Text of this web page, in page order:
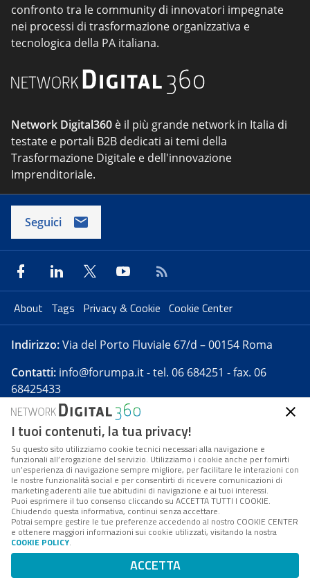
confronto tra le community di innovatori impegnate
nei processi di trasformazione organizzativa e
tecnologica della PA italiana.
Network Digital360 è il più grande network in Italia di
testate e portali B2B dedicati ai temi della
Trasformazione Digitale e dell'innovazione
Imprenditoriale.
Seguici
About Tags Privacy & Cookie Cookie Center
Indirizzo:Via del Porto Fluviale 67/d – 00154 Roma
Contatti: info@forumpa.it- tel. 06 684251 - fax. 06
68425433
Forumpa.itè una pubblicazione telematica iscritta
presso Registro della stampa del Tribunale di Roma -
Reg. n. 182 del 2 maggio 2008 - Direttore resp. Michela
Stentella
FPA s.r.l. è società soggetta a Direzione e
Coordinamento da parte di Digital360 S.p.A. - FPA s.r.l.
è un'azienda certificata per il sistema di management
Codice Fiscale/Partita IVA n. 10693191008 - R.E.A. Roma
n. 1249791. ISP AWS
I tuoi contenuti, la tua privacy!
Su questo sito utilizziamo cookie tecnici necessari alla navigazione e
funzionali all’erogazione del servizio. Utilizziamo i cookie anche per fornirti
un’esperienza di navigazione sempre migliore, per facilitare le interazioni con
le nostre funzionalità social e per consentirti di ricevere comunicazioni di
marketing aderenti alle tue abitudini di navigazione e ai tuoi interessi.
Puoi esprimere il tuo consenso cliccando su ACCETTA TUTTI I COOKIE.
Chiudendo questa informativa, continui senza accettare.
Potrai sempre gestire le tue preferenze accedendo al nostro COOKIE CENTER
e ottenere maggiori informazioni sui cookie utilizzati, visitando la nostra
COOKIE POLICY.
ACCETTA